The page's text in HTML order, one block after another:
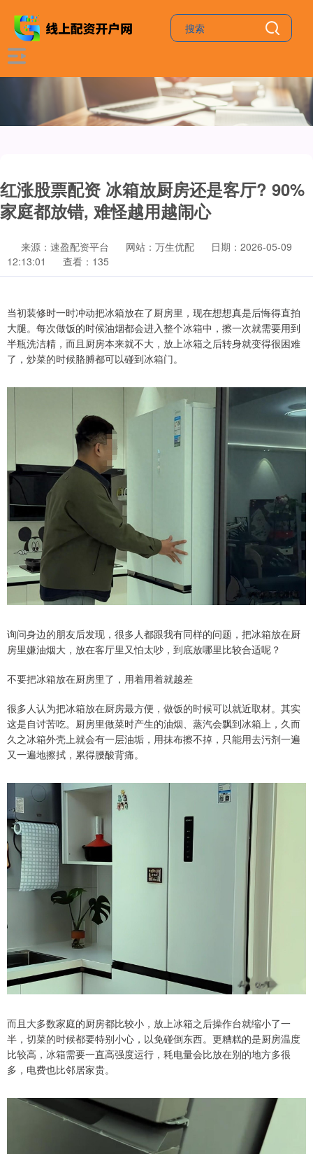
红涨股票配资 冰箱放厨房还是客厅? 90%
家庭都放错, 难怪越用越闹心
来源：速盈配资平台 网站：万生优配
日期：2026-05-09
12:13:01
查看：135
当初装修时一时冲动把冰箱放在了厨房里，现在想想真是后悔得直拍
大腿。每次做饭的时候油烟都会进入整个冰箱中，擦一次就需要用到
半瓶洗洁精，而且厨房本来就不大，放上冰箱之后转身就变得很困难
了，炒菜的时候胳膊都可以碰到冰箱门。
询问身边的朋友后发现，很多人都跟我有同样的问题，把冰箱放在厨
房里嫌油烟大，放在客厅里又怕太吵，到底放哪里比较合适呢？
不要把冰箱放在厨房里了，用着用着就越差
很多人认为把冰箱放在厨房最方便，做饭的时候可以就近取材。其实
这是自讨苦吃。厨房里做菜时产生的油烟、蒸汽会飘到冰箱上，久而
久之冰箱外壳上就会有一层油垢，用抹布擦不掉，只能用去污剂一遍
又一遍地擦拭，累得腰酸背痛。
而且大多数家庭的厨房都比较小，放上冰箱之后操作台就缩小了一
半，切菜的时候都要特别小心，以免碰倒东西。更糟糕的是厨房温度
比较高，冰箱需要一直高强度运行，耗电量会比放在别的地方多很
多，电费也比邻居家贵。